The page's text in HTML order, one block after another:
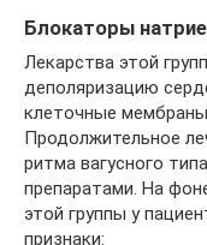
Блокаторы
Лекарства этой
деполяризацию
клеточные
Продолжительное
ритма вагусного
препаратами. На
этой группы у
признаки: